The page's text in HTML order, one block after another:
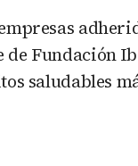
Fundación
saludables